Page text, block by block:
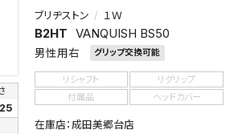
ブリヂストン １Ｗ
B2HT VANQUISH BS50
男性用右 グリップ交換可能
リシャフト
リグリップ
付属品
ヘッドカバー
在庫店：成田美郷台店
面を表示し、条件を変更の上、保存し直
保存する